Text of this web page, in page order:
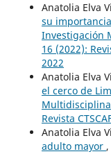
Anatolia Elva
su
Investigación
16 (2022):
2022
Anatolia Elva
el cerco de
Revista
Anatolia Elva
adulto mayor ,